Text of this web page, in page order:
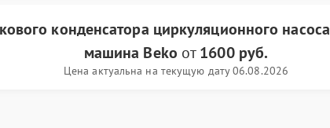
конденсатора циркуляционного насоса
машина Beko от1600 руб.
Цена актуальна на текущую дату 06.08.2026